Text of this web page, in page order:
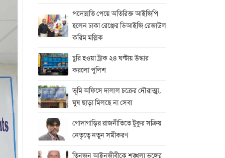
পদোন্নতি পেয়ে অতিরিক্ত আইজিপি
হলেন ঢাকা রেঞ্জের ডিআইজি রেজাউল
করিম মল্লিক
চুরি হওয়া ট্রাক ২৪ ঘণ্টায় উদ্ধার
করলো পুলিশ
ভূমি অফিসে দালাল চক্রের দৌরাত্ম্য,
ঘুষ ছাড়া মিলছে না সেবা
গোদাগাড়ির রাজনীতিতে টুকুর সক্রিয়
নেতৃত্বে নতুন সমীকরণ
তিনজন আইনজীবীকে শৃঙ্খলা ভঙ্গের